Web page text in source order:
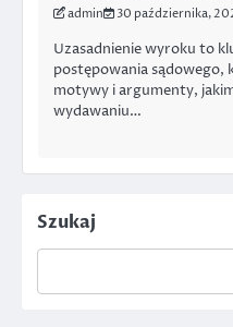
admin 30 października,
Uzasadnienie wyroku to
postępowania sądowego,
motywy i argumenty,
wydawaniu…
Szukaj